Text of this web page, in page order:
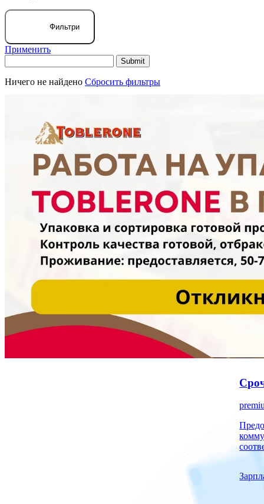
Фильтри
Применить
Ничего не найдено Сбросить фильтры